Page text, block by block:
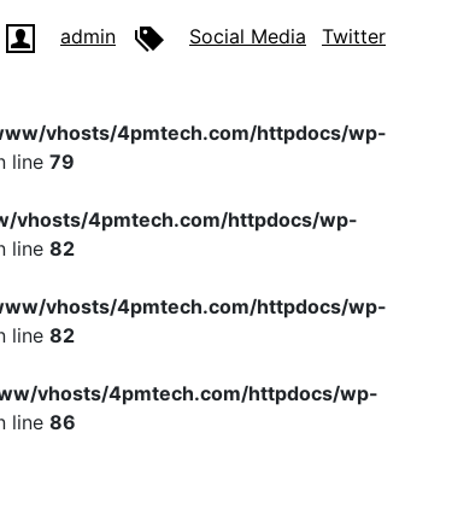
admin Social Media Twitter
vhosts/4pmtech.com/httpdocs/wp-
line 79
vhosts/4pmtech.com/httpdocs/wp-
line 82
vhosts/4pmtech.com/httpdocs/wp-
line 82
vhosts/4pmtech.com/httpdocs/wp-
line 86